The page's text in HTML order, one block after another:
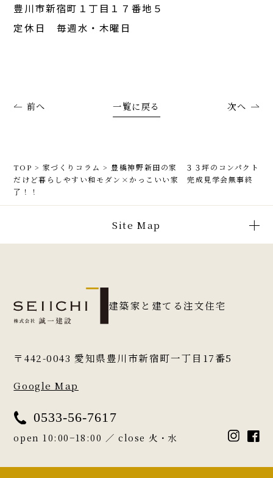
豊川市新宿町１丁目１７番地５
定休日 毎週水・木曜日
前へ 次へ
一覧に戻る
TOP > 家づくりコラム > 豊橋神野新田の家 ３３坪のコンパクト
だけど暮らしやすい和モダン×かっこいい家 完成見学会無事終
了！！
Site Map
建築家と建てる注文住宅
〒442-0043 愛知県豊川市新宿町一丁目17番5
Google Map
0533-56-7617
open 10:00−18:00 ／ close 火・水